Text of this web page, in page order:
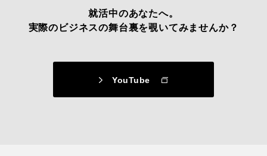
就活中のあなたへ。
実際のビジネスの舞台裏を覗いてみませんか？
YouTube